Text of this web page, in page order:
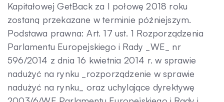
Kapitałowej GetBack za I połowę 2018 roku
zostaną przekazane w terminie późniejszym.
Podstawa prawna: Art. 17 ust. 1 Rozporządzenia
Parlamentu Europejskiego i Rady _WE_ nr
596/2014 z dnia 16 kwietnia 2014 r. w sprawie
nadużyć na rynku _rozporządzenie w sprawie
nadużyć na rynku_ oraz uchylające dyrektywę